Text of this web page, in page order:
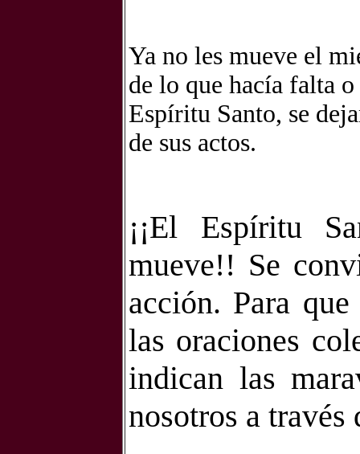
Ya no les mueve el
de lo que hacía falta
Espíritu Santo, se
de sus actos.
¡¡El Espíritu
mueve!! Se
acción. Para
las oraciones
indican las
nosotros a